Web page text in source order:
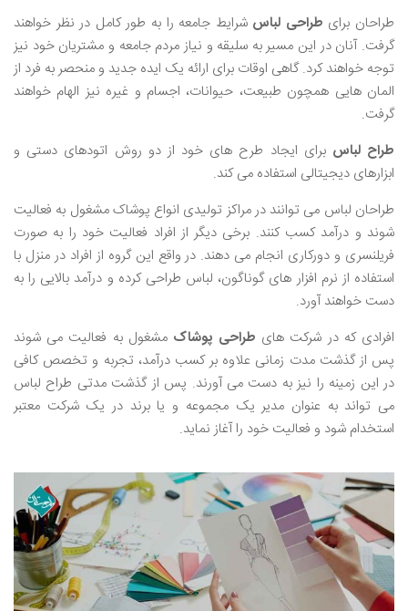
طراحان برای طراحی لباس شرایط جامعه را به طور کامل در نظر خواهند
گرفت. آنان در این مسیر به سلیقه و نیاز مردم جامعه و مشتریان خود نیز
توجه خواهند کرد. گاهی اوقات برای ارائه یک ایده جدید و منحصر به فرد از
المان ‌هایی همچون طبیعت، حیوانات، اجسام و غیره نیز الهام خواهند
گرفت.
طراح لباس برای ایجاد طرح ‌های خود از دو روش اتودهای دستی و
ابزارهای دیجیتالی استفاده می ‌کند.
طراحان لباس می ‌توانند در مراکز تولیدی انواع پوشاک مشغول به فعالیت
شوند و درآمد کسب کنند. برخی دیگر از افراد فعالیت خود را به صورت
فریلنسری و دورکاری انجام می ‌دهند. در واقع این گروه از افراد در منزل با
استفاده از نرم ‌افزار های گوناگون، لباس طراحی کرده و درآمد بالایی را به
دست خواهند آورد.
افرادی که در شرکت ‌های طراحی پوشاک مشغول به فعالیت می‌ شوند
پس از گذشت مدت زمانی علاوه بر کسب درآمد، تجربه و تخصص کافی
در این زمینه را نیز به دست می ‌آورند. پس از گذشت مدتی طراح لباس
می ‌تواند به عنوان مدیر یک مجموعه و یا برند در یک شرکت معتبر
استخدام شود و فعالیت خود را آغاز نماید.